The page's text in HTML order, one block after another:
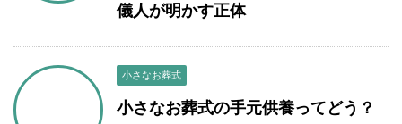
儀人が明かす正体
小さなお葬式
小さなお葬式の手元供養ってどう？